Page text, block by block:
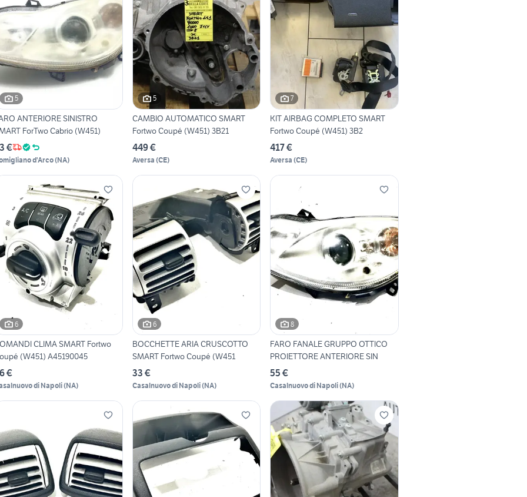
5
ANTERIORE SINISTRO
ForTwo Cabrio (W451)
€
d'Arco(NA)
5
CAMBIO AUTOMATICO SMART
Fortwo Coupé (W451) 3B21
449 €
Aversa (CE)
7
KIT AIRBAG COMPLETO SMART
Fortwo Coupé (W451) 3B2
417 €
Aversa (CE)
6
CLIMA SMART Fortwo
(W451) A45190045
€
di Napoli(NA)
6
BOCCHETTE ARIA CRUSCOTTO
SMART Fortwo Coupé (W451
33 €
Casalnuovo di Napoli(NA)
8
FARO FANALE GRUPPO OTTICO
PROIETTORE ANTERIORE SIN
55 €
Casalnuovo di Napoli(NA)